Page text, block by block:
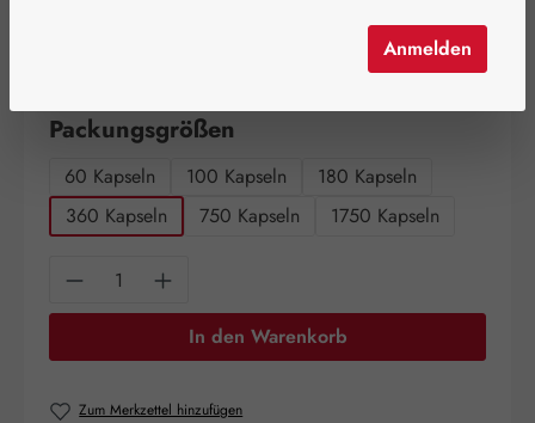
Packungsgrößen
60 Kapseln 100 Kapseln
180 Kapseln
360 Kapseln
750 Kapseln 1750 Kapseln
Produkt Anzahl: Gib den gewünschten
In den Warenkorb
Zum Merkzettel hinzufügen
Anmelden